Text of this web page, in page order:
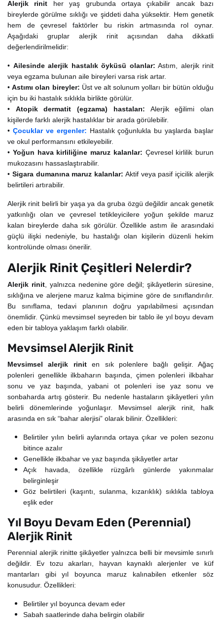
Alerjik rinit her yaş grubunda ortaya çıkabilir ancak bazı
bireylerde görülme sıklığı ve şiddeti daha yüksektir. Hem genetik
hem de çevresel faktörler bu riskin artmasında rol oynar.
Aşağıdaki gruplar alerjik rinit açısından daha dikkatli
değerlendirilmelidir:
• Ailesinde alerjik hastalık öyküsü olanlar: Astım, alerjik rinit
veya egzama bulunan aile bireyleri varsa risk artar.
•Astımı olan bireyler: Üst ve alt solunum yolları bir bütün olduğu
için bu iki hastalık sıklıkla birlikte görülür.
• Atopik dermatit (egzama) hastaları: Alerjik eğilimi olan
kişilerde farklı alerjik hastalıklar bir arada görülebilir.
• Çocuklar ve ergenler: Hastalık çoğunlukla bu yaşlarda başlar
ve okul performansını etkileyebilir.
• Yoğun hava kirliliğine maruz kalanlar: Çevresel kirlilik burun
mukozasını hassaslaştırabilir.
• Sigara dumanına maruz kalanlar: Aktif veya pasif içicilik alerjik
belirtileri artırabilir.
Alerjik rinit belirli bir yaşa ya da gruba özgü değildir ancak genetik
yatkınlığı olan ve çevresel tetikleyicilere yoğun şekilde maruz
kalan bireylerde daha sık görülür. Özellikle astım ile arasındaki
güçlü ilişki nedeniyle, bu hastalığı olan kişilerin düzenli hekim
kontrolünde olması önerilir.
Alerjik Rinit Çeşitleri Nelerdir?
Alerjik rinit, yalnızca nedenine göre değil; şikâyetlerin süresine,
sıklığına ve alerjene maruz kalma biçimine göre de sınıflandırılır.
Bu sınıflama, tedavi planının doğru yapılabilmesi açısından
önemlidir. Çünkü mevsimsel seyreden bir tablo ile yıl boyu devam
eden bir tabloya yaklaşım farklı olabilir.
Mevsimsel Alerjik Rinit
Mevsimsel alerjik riniten sık polenlere bağlı gelişir. Ağaç
polenleri genellikle ilkbaharın başında, çimen polenleri ilkbahar
sonu ve yaz başında, yabani ot polenleri ise yaz sonu ve
sonbaharda artış gösterir. Bu nedenle hastaların şikâyetleri yılın
belirli dönemlerinde yoğunlaşır. Mevsimsel alerjik rinit, halk
arasında en sık “bahar alerjisi” olarak bilinir. Özellikleri:
Belirtiler yılın belirli aylarında ortaya çıkar ve polen sezonu
bitince azalır
Genellikle ilkbahar ve yaz başında şikâyetler artar
Açık havada, özellikle rüzgârlı günlerde yakınmalar
belirginleşir
Göz belirtileri (kaşıntı, sulanma, kızarıklık) sıklıkla tabloya
eşlik eder
Yıl Boyu Devam Eden (Perennial)
Alerjik Rinit
Perennial alerjik rinitte şikâyetler yalnızca belli bir mevsimle sınırlı
değildir. Ev tozu akarları, hayvan kaynaklı alerjenler ve küf
mantarları gibi yıl boyunca maruz kalınabilen etkenler söz
konusudur. Özellikleri:
Belirtiler yıl boyunca devam eder
Sabah saatlerinde daha belirgin olabilir